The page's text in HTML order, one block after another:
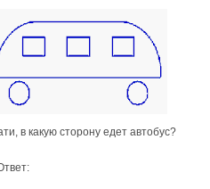
в какую сторону едет автобус?